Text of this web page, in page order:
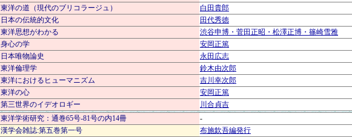
東洋の道（現代のブリコラージュ） 白田貴郎
日本の伝統的文化 田代秀徳
東洋思想がわかる 渋谷申博・菅田正昭・松澤正博・篠崎雪雅
身心の学 安岡正篤
日本唯物論史 永田広志
東洋倫理学 鈴木由次郎
東洋におけるヒューマニズム 吉川幸次郎
東洋の心 安岡正篤
第三世界のイデオロギー 川合貞吉
東洋学術研究：通巻65号‐81号の内14冊 -
漢学会雑誌:第五巻第一号 布施欽吾編発行